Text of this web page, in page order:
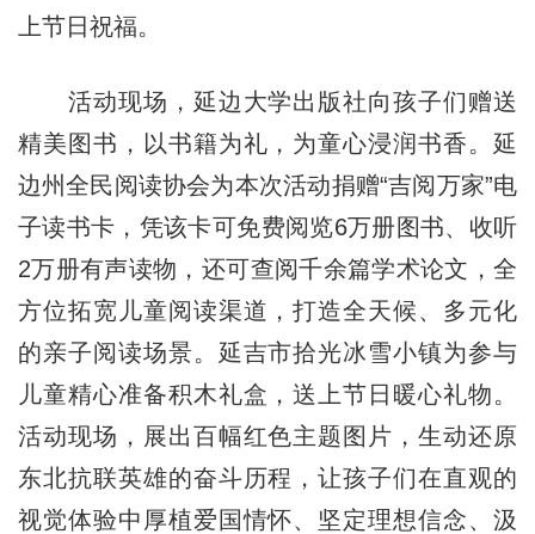
上节日祝福。
活动现场，延边大学出版社向孩子们赠送
精美图书，以书籍为礼，为童心浸润书香。延
边州全民阅读协会为本次活动捐赠“吉阅万家”电
子读书卡，凭该卡可免费阅览6万册图书、收听
2万册有声读物，还可查阅千余篇学术论文，全
方位拓宽儿童阅读渠道，打造全天候、多元化
的亲子阅读场景。延吉市拾光冰雪小镇为参与
儿童精心准备积木礼盒，送上节日暖心礼物。
活动现场，展出百幅红色主题图片，生动还原
东北抗联英雄的奋斗历程，让孩子们在直观的
视觉体验中厚植爱国情怀、坚定理想信念、汲